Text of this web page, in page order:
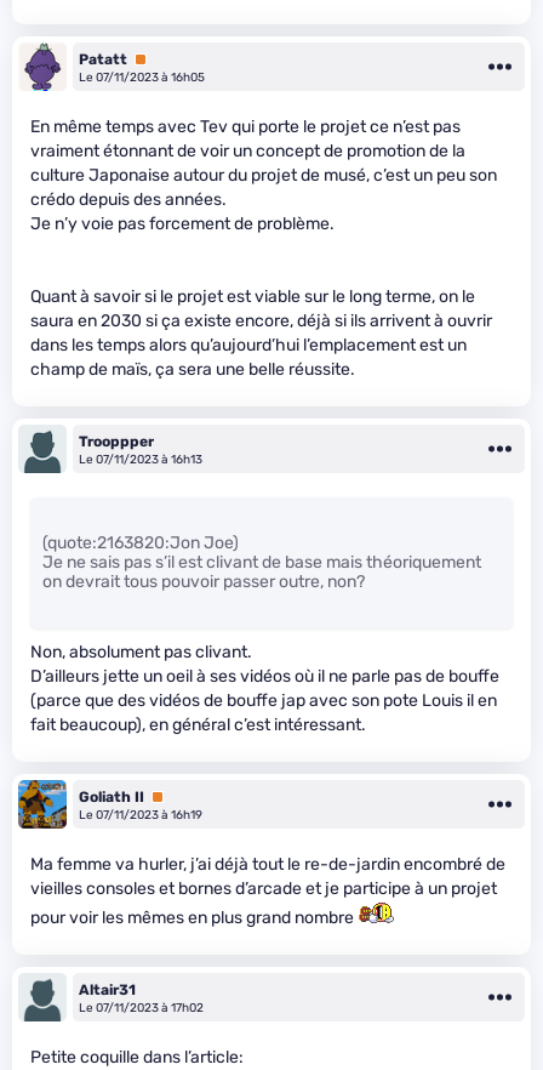
Patatt Premium
Le 07/11/2023 à 16h05
En même temps avec Tev qui porte le projet ce n’est pas
vraiment étonnant de voir un concept de promotion de la
culture Japonaise autour du projet de musé, c’est un peu son
crédo depuis des années.
Je n’y voie pas forcement de problème.
Quant à savoir si le projet est viable sur le long terme, on le
saura en 2030 si ça existe encore, déjà si ils arrivent à ouvrir
dans les temps alors qu’aujourd’hui l’emplacement est un
champ de maïs, ça sera une belle réussite.
Trooppper
Le 07/11/2023 à 16h13
(quote:2163820:Jon Joe)
Je ne sais pas s’il est clivant de base mais théoriquement
on devrait tous pouvoir passer outre, non?
Non, absolument pas clivant.
D’ailleurs jette un oeil à ses vidéos où il ne parle pas de bouffe
(parce que des vidéos de bouffe jap avec son pote Louis il en
fait beaucoup), en général c’est intéressant.
Goliath II
Premium
Le 07/11/2023 à 16h19
Ma femme va hurler, j’ai déjà tout le re-de-jardin encombré de
vieilles consoles et bornes d’arcade et je participe à un projet
pour voir les mêmes en plus grand nombre
Altair31
Le 07/11/2023 à 17h02
Petite coquille dans l’article: